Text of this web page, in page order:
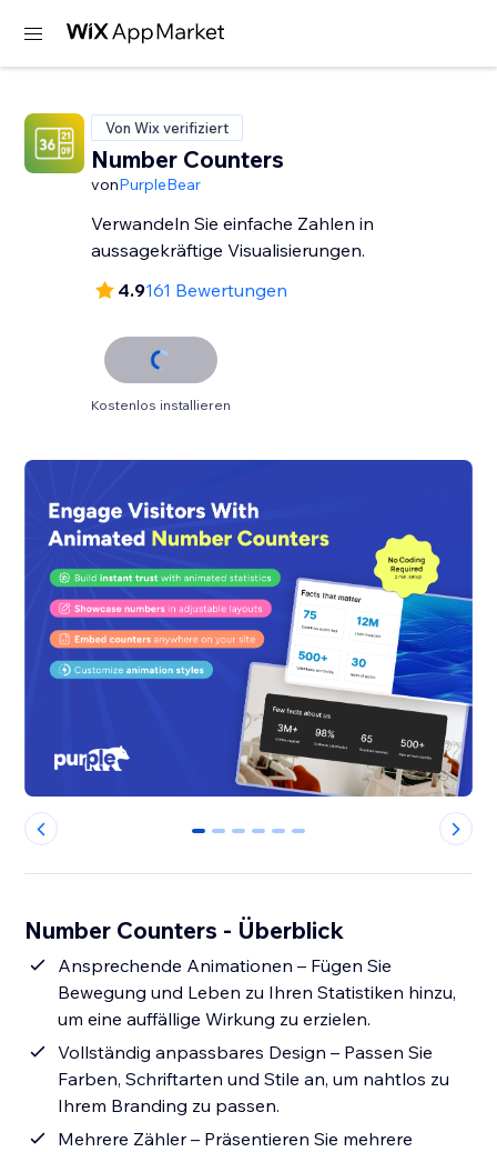
Von Wix verifiziert
Number Counters
vonPurpleBear
Verwandeln Sie einfache Zahlen in
aussagekräftige Visualisierungen.
4.9161 Bewertungen
Kostenlos installieren
0 1 2 3 4 5
Number Counters - Überblick
Ansprechende Animationen – Fügen Sie
Bewegung und Leben zu Ihren Statistiken hinzu,
um eine auffällige Wirkung zu erzielen.
Vollständig anpassbares Design – Passen Sie
Farben, Schriftarten und Stile an, um nahtlos zu
Ihrem Branding zu passen.
Mehrere Zähler – Präsentieren Sie mehrere